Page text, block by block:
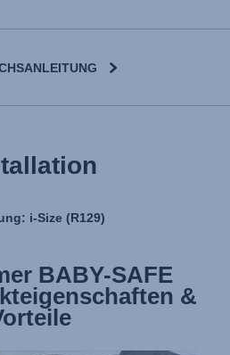
i-Size (R129)
BABY-SAFE
&
BABY-SAFE
Installation